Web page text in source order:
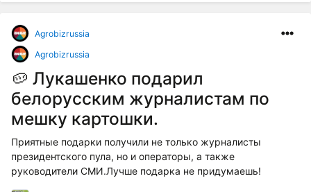
Agrobizrussia
Agrobizrussia
🥔 Лукашенко подарил
белорусским журналистам по
мешку картошки.
Приятные подарки получили не только журналисты
президентского пула, но и операторы, а также
руководители СМИ.Лучше подарка не придумаешь!